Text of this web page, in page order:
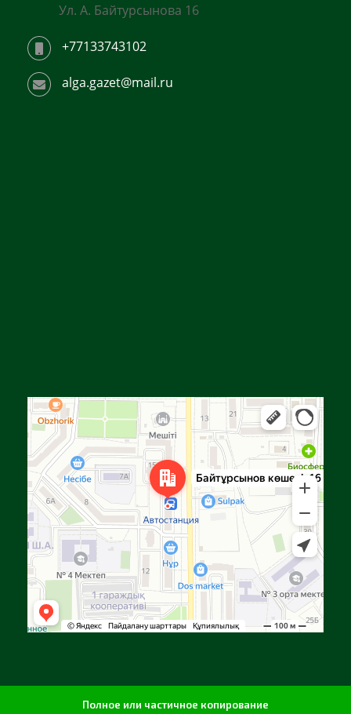
Ул. А. Байтурсынова 16
+77133743102
alga.gazet@mail.ru
Улица Байтурсынова, 16 — Яндекс Карты
Полное или частичное копирование